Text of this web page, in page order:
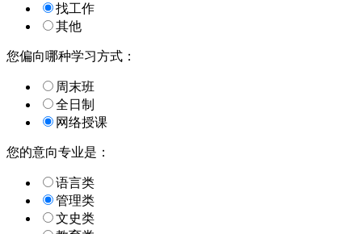
找工作
其他
您偏向哪种学习方式：
周末班
全日制
网络授课
您的意向专业是：
语言类
管理类
文史类